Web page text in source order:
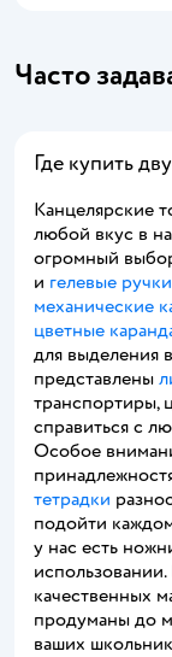
Часто
Где купить
Канцелярские
любой вкус в
огромный
и гелевые ручки
механические
цветные
для выделения
представлены
транспортиры,
справиться с
Особое
тетрадки
подойти
у нас есть
качественных
продуманы до
ваших